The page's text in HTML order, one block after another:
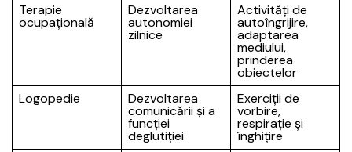
Terapie
ocupațională
Dezvoltarea
autonomiei
zilnice
Activități de
autoîngrijire,
adaptarea
mediului,
prinderea
obiectelor
Logopedie
Dezvoltarea
comunicării și a
funcției
deglutiției
Exerciții de
vorbire,
respirație și
înghițire